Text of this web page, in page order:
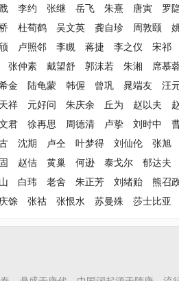
李约 张继 岳飞 朱熹 唐寅 罗
杜荀鹤 吴文英 龚自珍 周敦颐
卢照邻 李瞡 蒋捷 李之仪 宋祁
张仲素 戴望舒 郭沫若 朱湘 席慕
金 陆龟蒙 韩偓 曾巩 晁端友 汪
祥 元好问 朱庆余 丘为 赵以夫
君 徐再思 周德清 卢挚 刘时中
沈期 卢仝 叶梦得 刘仙伦 张旭
赵佶 黄巢 何逊 泰戈尔 郁达夫
白玮 老舍 朱正芳 刘绪贻 熊召
馀 张祜 张恨水 苏曼殊 莎士比亚